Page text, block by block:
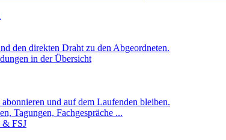
den direkten Draht zu den Abgeordneten.
in der Übersicht
und auf dem Laufenden bleiben.
Tagungen, Fachgespräche ...
& FSJ